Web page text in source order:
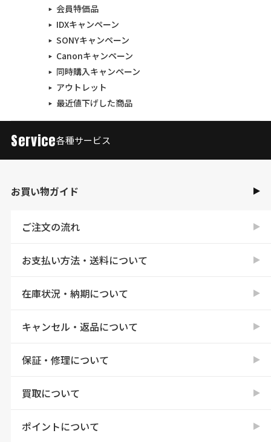
会員特価品
IDXキャンペーン
SONYキャンペーン
Canonキャンペーン
同時購入キャンペーン
アウトレット
最近値下げした商品
Service各種サービス
お買い物ガイド
ご注文の流れ
お支払い方法・送料について
在庫状況・納期について
キャンセル・返品について
保証・修理について
買取について
ポイントについて